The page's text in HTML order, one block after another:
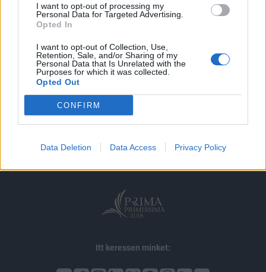
I want to opt-out of processing my
Personal Data for Targeted Advertising.
Opted In
I want to opt-out of Collection, Use,
Retention, Sale, and/or Sharing of my
Personal Data that Is Unrelated with the
Purposes for which it was collected.
Opted Out
CONFIRM
Data Deletion Data Access Privacy Policy
MÁR ELŐFIZETŐNK VAGY?BEJELENTKEZÉS
impresszum
jogi nyilatkozat
süti beállítások
adatvédelem
szerzői jogok médiaajánlat
karrier
Itt keressen minket: